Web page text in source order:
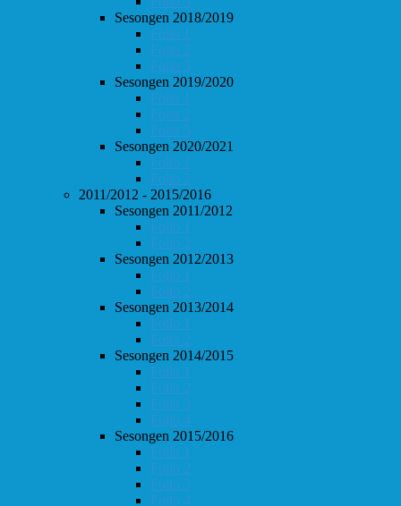
Sesongen 2018/2019
Follo 1
Follo 2
Follo 3
Sesongen 2019/2020
Follo 1
Follo 2
Follo 3
Sesongen 2020/2021
Follo 1
Follo 2
2011/2012 - 2015/2016
Sesongen 2011/2012
Follo 1
Follo 2
Sesongen 2012/2013
Follo 1
Follo 2
Sesongen 2013/2014
Follo 1
Follo 2
Sesongen 2014/2015
Follo 1
Follo 2
Follo 3
Follo 4
Sesongen 2015/2016
Follo 1
Follo 2
Follo 3
Follo 4